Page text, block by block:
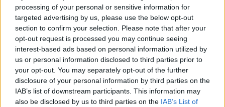
processing of your personal or sensitive information for
targeted advertising by us, please use the below opt-out
section to confirm your selection. Please note that after your
opt-out request is processed you may continue seeing
interest-based ads based on personal information utilized by
us or personal information disclosed to third parties prior to
your opt-out. You may separately opt-out of the further
disclosure of your personal information by third parties on the
IAB’s list of downstream participants. This information may
also be disclosed by us to third parties on the IAB’s List of